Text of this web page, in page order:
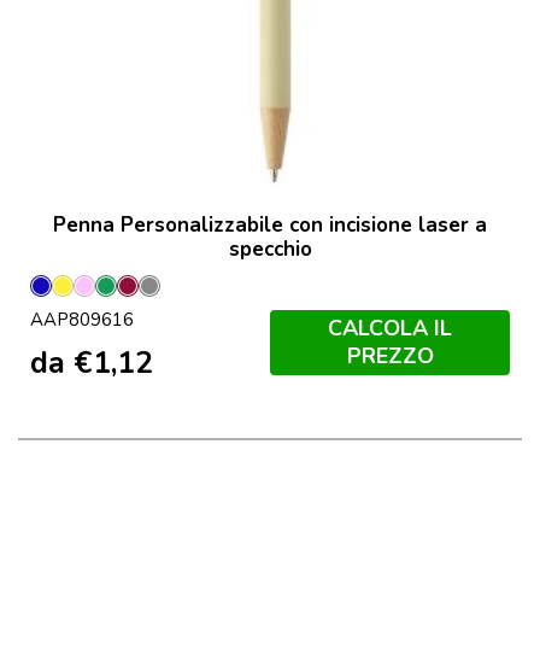
Penna Personalizzabile con incisione laser a
specchio
BluGiallo
RosaVerde
Borgogna
Grigio
AAP809616
da €1,12
CALCOLA IL
PREZZO